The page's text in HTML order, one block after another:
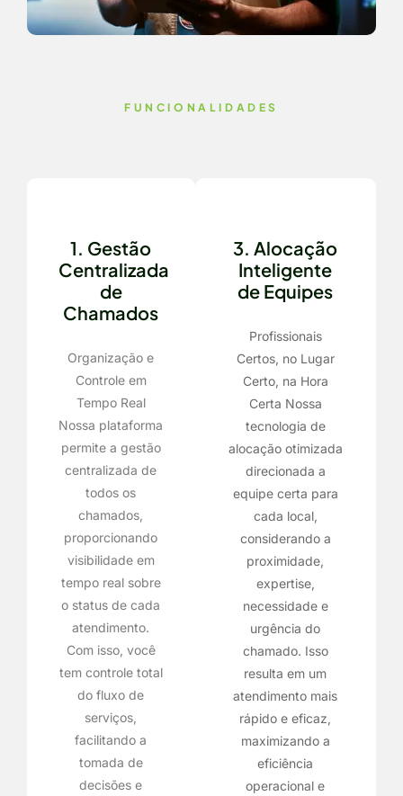
FUNCIONALIDADES
1. Gestão
Centralizada
de
Chamados
Organização e
Controle em
Tempo Real
Nossa plataforma
permite a gestão
centralizada de
todos os
chamados,
proporcionando
visibilidade em
tempo real sobre
o status de cada
atendimento.
Com isso, você
tem controle total
do fluxo de
serviços,
facilitando a
tomada de
decisões e
3. Alocação
Inteligente
de Equipes
Profissionais
Certos, no Lugar
Certo, na Hora
Certa Nossa
tecnologia de
alocação otimizada
direcionada a
equipe certa para
cada local,
considerando a
proximidade,
expertise,
necessidade e
urgência do
chamado. Isso
resulta em um
atendimento mais
rápido e eficaz,
maximizando a
eficiência
operacional e